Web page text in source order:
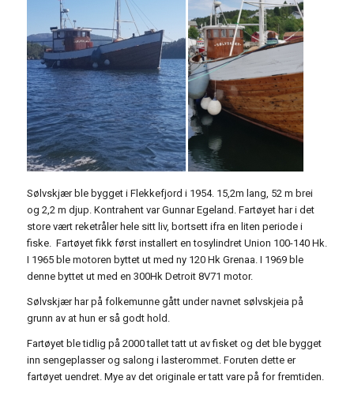
Sølvskjær ble bygget i Flekkefjord i 1954. 15,2m lang, 52 m brei
og 2,2 m djup. Kontrahent var Gunnar Egeland. Fartøyet har i det
store vært reketråler hele sitt liv, bortsett ifra en liten periode i
fiske. Fartøyet fikk først installert en tosylindret Union 100-140 Hk.
I 1965 ble motoren byttet ut med ny 120 Hk Grenaa. I 1969 ble
denne byttet ut med en 300Hk Detroit 8V71 motor.
Sølvskjær har på folkemunne gått under navnet sølvskjeia på
grunn av at hun er så godt hold.
Fartøyet ble tidlig på 2000 tallet tatt ut av fisket og det ble bygget
inn sengeplasser og salong i lasterommet. Foruten dette er
fartøyet uendret. Mye av det originale er tatt vare på for fremtiden.